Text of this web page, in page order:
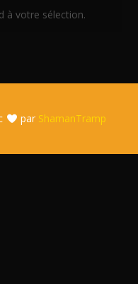
à votre sélection.
par ShamanTramp